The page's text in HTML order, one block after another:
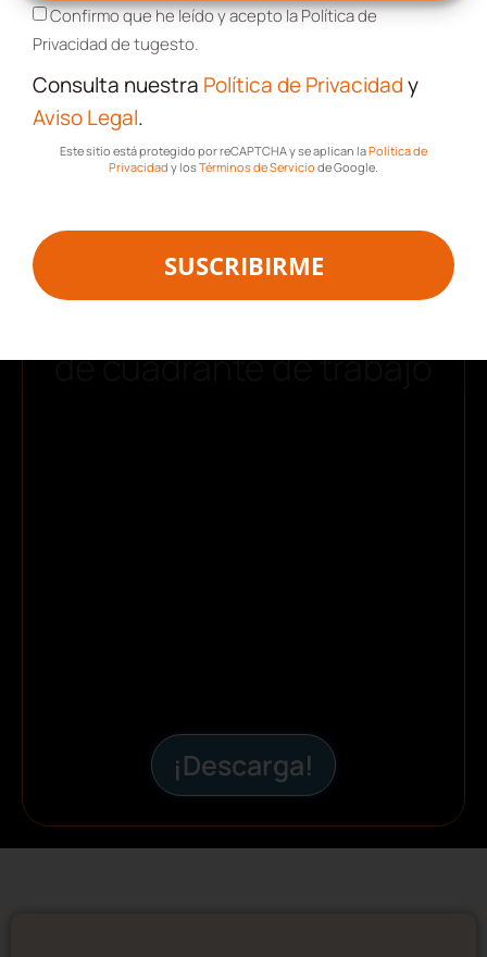
de cuadrante de trabajo
¡Descarga!
Confirmo que he leído y acepto la Política de
Privacidad de tugesto.
Consulta nuestra Política de Privacidady
Aviso Legal.
Este sitio está protegido por reCAPTCHA y se aplican laPolítica de
Privacidad y losTérminos de Servicio de Google.
SUSCRIBIRME